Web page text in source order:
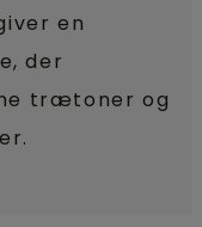
en
der
trætoner og